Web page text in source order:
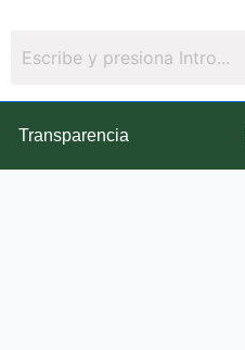
Transparencia